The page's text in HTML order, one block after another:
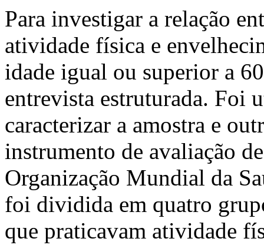
Para investigar a relação
atividade física e
idade igual ou superior a
entrevista estruturada. Foi
caracterizar a amostra e
instrumento de avaliação
Organização Mundial da
foi dividida em quatro
que praticavam atividade